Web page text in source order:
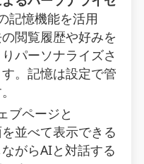
記憶機能を活用
閲覧履歴や好みを
パーソナライズさ
。記憶は設定で管
ブページと
並べて表示できる
がらAIと対話する